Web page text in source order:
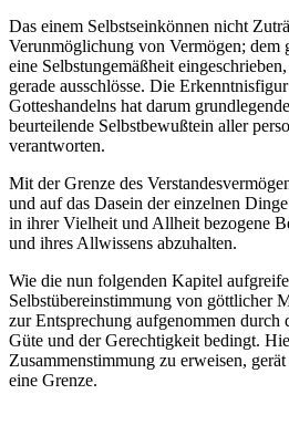
Das einem Selbstseinkönnen nicht
Verunmöglichung von Vermögen; dem
eine Selbstungemäßheit
gerade ausschlösse. Die
Gotteshandelns hat darum
beurteilende Selbstbewußtein aller
verantworten.
Mit der Grenze des
und auf das Dasein der einzelnen
in ihrer Vielheit und Allheit bezogene
und ihres Allwissens abzuhalten.
Wie die nun folgenden Kapitel
Selbstübereinstimmung von göttlicher
zur Entsprechung aufgenommen durch
Güte und der Gerechtigkeit bedingt.
Zusammenstimmung zu erweisen,
eine Grenze.